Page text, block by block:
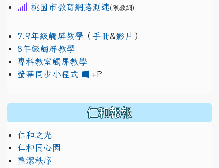
桃園市教育網路測速 (限教網)
7.9年級觸屏教學 （ 手冊&影片 ）
8年級觸屏教學
專科教室觸屏教學
螢幕同步小程式
+P
仁和報報
仁和之光
仁和同心園
整潔秩序